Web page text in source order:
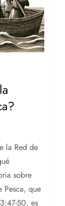
la Red de
sobre
Pesca, que
50, es